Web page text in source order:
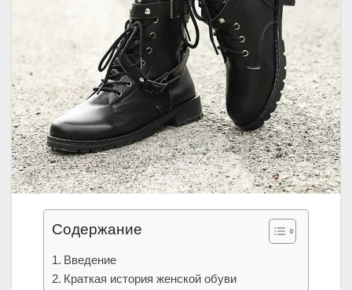
Содержание
Введение
Краткая история женской обуви